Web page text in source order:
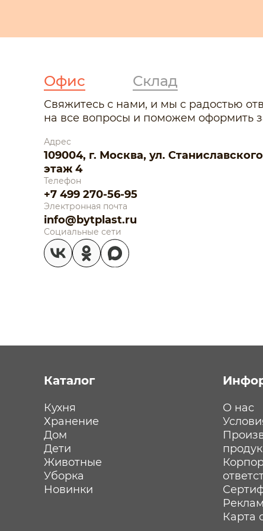
Офис Склад
Свяжитесь с нами, и мы с радостью
на все вопросы и поможем оформить
Адрес
109004, г. Москва, ул.
этаж 4
Телефон
+7 499 270-56-95
Электронная почта
info@bytplast.ru
Социальные сети
Каталог
Кухня
Хранение
Дом
Дети
Животные
Уборка
Новинки
О нас
Карта